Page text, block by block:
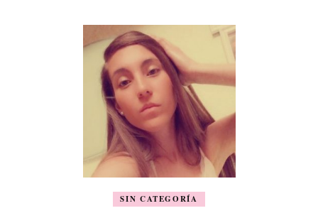
SIN CATEGORÍA